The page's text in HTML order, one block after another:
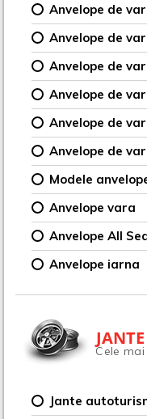
Anvelope de
Anvelope de
Anvelope de
Anvelope de
Anvelope de
Anvelope de
Modele
Anvelope vara
Anvelope All
Anvelope iarna
JANTE
Cele
Jante